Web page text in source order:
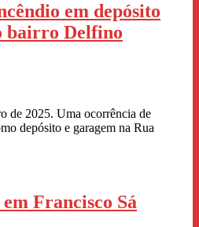
em depósito
bairro Delfino
de 2025. Uma ocorrência de
depósito e garagem na Rua
Francisco Sá